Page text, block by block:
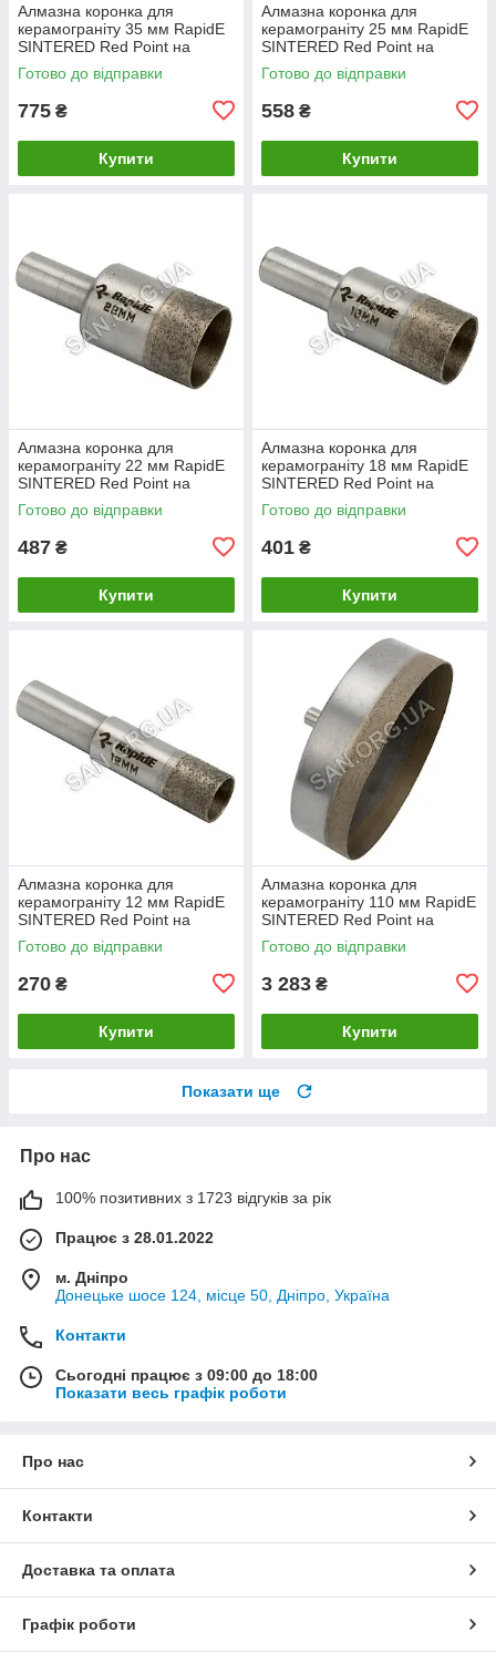
Алмазна коронка для
керамограніту 35 мм RapidE
SINTERED Red Point на
Дриль
Готово до відправки
775 ₴
Купити
Алмазна коронка для
керамограніту 25 мм RapidE
SINTERED Red Point на
Дриль
Готово до відправки
558 ₴
Купити
Алмазна коронка для
керамограніту 22 мм RapidE
SINTERED Red Point на
Дриль
Готово до відправки
487 ₴
Купити
Алмазна коронка для
керамограніту 18 мм RapidE
SINTERED Red Point на
Дриль
Готово до відправки
401 ₴
Купити
Алмазна коронка для
керамограніту 12 мм RapidE
SINTERED Red Point на
Дриль
Готово до відправки
270 ₴
Купити
Алмазна коронка для
керамограніту 110 мм RapidE
SINTERED Red Point на
Дриль
Готово до відправки
3 283 ₴
Купити
Показати ще
Про нас
100% позитивних з 1723 відгуків за рік
Працює з 28.01.2022
м. Дніпро
Донецьке шосе 124, місце 50, Дніпро, Україна
Контакти
Сьогодні працює з 09:00 до 18:00
Показати весь графік роботи
Про нас
Контакти
Доставка та оплата
Графік роботи